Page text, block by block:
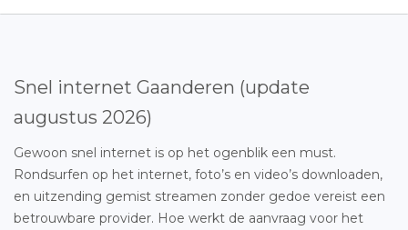
Snel internet Gaanderen (update
augustus 2026)
Gewoon snel internet is op het ogenblik een must.
Rondsurfen op het internet, foto’s en video’s downloaden,
en uitzending gemist streamen zonder gedoe vereist een
betrouwbare provider. Hoe werkt de aanvraag voor het